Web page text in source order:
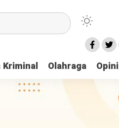
Kriminal Olahraga Opini